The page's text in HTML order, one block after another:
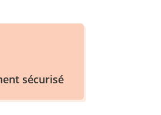
sécurisé